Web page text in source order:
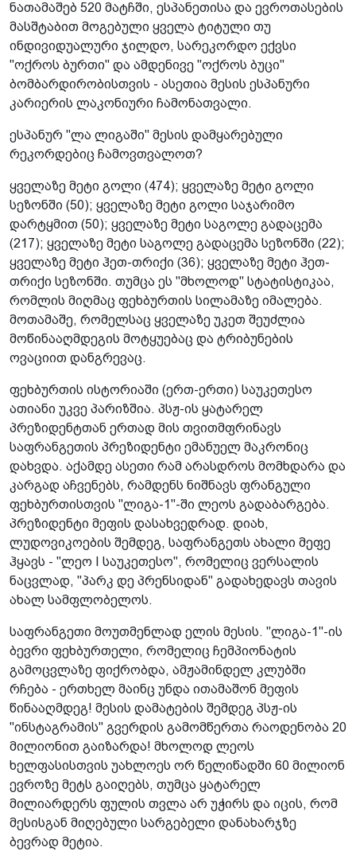
ნათამაშებ 520 მატჩში, ესპანეთისა და ევროთასების
მასშტაბით მოგებული ყველა ტიტული თუ
ინდივიდუალური ჯილდო, სარეკორდო ექვსი
"ოქროს ბურთი" და ამდენივე "ოქროს ბუცი"
ბომბარდირობისთვის - ასეთია მესის ესპანური
კარიერის ლაკონიური ჩამონათვალი.
ესპანურ "ლა ლიგაში" მესის დამყარებული
რეკორდებიც ჩამოვთვალოთ?
ყველაზე მეტი გოლი (474); ყველაზე მეტი გოლი
სეზონში (50); ყველაზე მეტი გოლი საჯარიმო
დარტყმით (50); ყველაზე მეტი საგოლე გადაცემა
(217); ყველაზე მეტი საგოლე გადაცემა სეზონში (22);
ყველაზე მეტი ჰეთ-თრიქი (36); ყველაზე მეტი ჰეთ-
თრიქი სეზონში. თუმცა ეს "მხოლოდ" სტატისტიკაა,
რომლის მიღმაც ფეხბურთის სილამაზე იმალება.
მოთამაშე, რომელსაც ყველაზე უკეთ შეუძლია
მოწინააღმდეგის მოტყუებაც და ტრიბუნების
ოვაციით დანგრევაც.
ფეხბურთის ისტორიაში (ერთ-ერთი) საუკეთესო
ათიანი უკვე პარიზშია. პსჟ-ის ყატარელ
პრეზიდენტთან ერთად მის თვითმფრინავს
საფრანგეთის პრეზიდენტი ემანუელ მაკრონიც
დახვდა. აქამდე ასეთი რამ არასდროს მომხდარა და
კარგად აჩვენებს, რამდენს ნიშნავს ფრანგული
ფეხბურთისთვის "ლიგა-1"-ში ლეოს გადაბარგება.
პრეზიდენტი მეფის დასახვედრად. დიახ,
ლუდოვიკოების შემდეგ, საფრანგეთს ახალი მეფე
ჰყავს - "ლეო I საუკეთესო", რომელიც ვერსალის
ნაცვლად, "პარკ დე პრენსიდან" გადახედავს თავის
ახალ სამფლობელოს.
საფრანგეთი მოუთმენლად ელის მესის. "ლიგა-1"-ის
ბევრი ფეხბურთელი, რომელიც ჩემპიონატის
გამოცვლაზე ფიქრობდა, ამჟამინდელ კლუბში
რჩება - ერთხელ მაინც უნდა ითამაშონ მეფის
წინააღმდეგ! მესის დამატების შემდეგ პსჟ-ის
"ინსტაგრამის" გვერდის გამომწერთა რაოდენობა 20
მილიონით გაიზარდა! მხოლოდ ლეოს
ხელფასისთვის უახლოეს ორ წელიწადში 60 მილიონ
ევროზე მეტს გაიღებს, თუმცა ყატარელ
მილიარდერს ფულის თვლა არ უჭირს და იცის, რომ
მესისგან მიღებული სარგებელი დანახარჯზე
ბევრად მეტია.